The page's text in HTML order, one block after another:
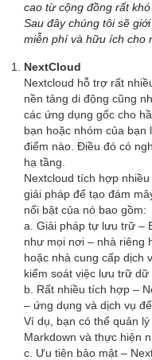
cao từ cộng đồng rất khó
Sau đây chúng tôi sẽ
miễn phí và hữu ích cho
NextCloud
Nextcloud hỗ trợ rất
nền tảng di động cũng
các ứng dụng gốc cho
bạn hoặc nhóm của bạn
điểm nào. Điều đó có
hạ tầng.
Nextcloud tích hợp
giải pháp để tạo đám
nổi bật của nó bao gồm:
a. Giải pháp tự lưu trữ –
như mọi nơi – nhà riêng
hoặc nhà cung cấp dịch
kiểm soát việc lưu trữ dữ
b. Rất nhiều tích hợp –
– ứng dụng và dịch vụ
Ví dụ, bạn có thể quản
Markdown và thực hiện
c. Ưu tiên bảo mật –